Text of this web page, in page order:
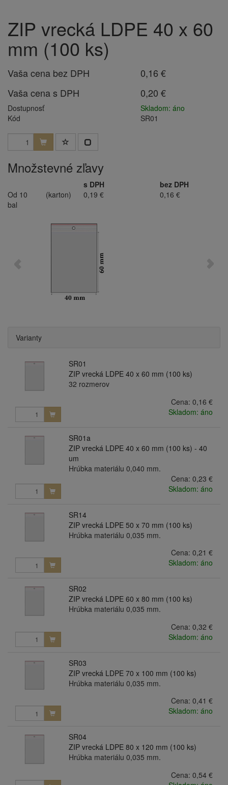
ZIP vrecká LDPE 40 x 60
mm (100 ks)
Vaša cena bez DPH
0,16 €
Vaša cena s DPH
0,20 €
Dostupnosť
Skladom: áno
Kód
SR01
Množstevné zľavy
s DPH
bez DPH
Od 10
bal
(karton) 0,19 € 0,16 €
Varianty
SR01
ZIP vrecká LDPE 40 x 60 mm (100 ks)
32 rozmerov
Cena: 0,16 €
Skladom: áno
SR01a
ZIP vrecká LDPE 40 x 60 mm (100 ks) - 40
um
Hrúbka materiálu 0,040 mm.
Cena: 0,23 €
Skladom: áno
SR14
ZIP vrecká LDPE 50 x 70 mm (100 ks)
Hrúbka materiálu 0,035 mm.
Cena: 0,21 €
Skladom: áno
SR02
ZIP vrecká LDPE 60 x 80 mm (100 ks)
Hrúbka materiálu 0,035 mm.
Cena: 0,32 €
Skladom: áno
SR03
ZIP vrecká LDPE 70 x 100 mm (100 ks)
Hrúbka materiálu 0,035 mm.
Cena: 0,41 €
Skladom: áno
SR04
ZIP vrecká LDPE 80 x 120 mm (100 ks)
Hrúbka materiálu 0,035 mm.
Cena: 0,54 €